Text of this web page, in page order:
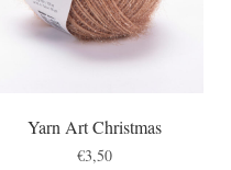
Yarn Art Christmas
€3,50